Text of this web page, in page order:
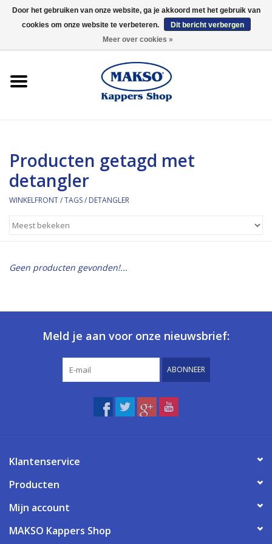
0 Artikelen - €0,00
Kaaral
360
Merken
Merken
Producten getagd met
detangler
WINKELFRONT/TAGS/ DETANGLER
Geen producten gevonden!...
Meld je aan voor onze nieuwsbrief:
ABONNEER
Klantenservice
Producten
Mijn account
MAKSO Kappers Shop
Door het gebruiken van onze website, ga je akkoord met het gebruik van
cookies om onze website te verbeteren.
Dit bericht verbergen
Meer over cookies »